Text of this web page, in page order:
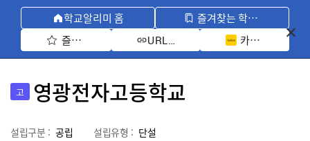
학교알리미 홈
즐겨찾는 학교 모아보기
즐겨찾기 선택
URL 복사 카카오톡 공유
고 영광전자고등학교
설립구분 : 공립 설립유형 : 단설